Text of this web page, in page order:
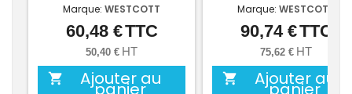
Marque: WESTCOTT
Prix
60,48 €TTC
50,40 € HT
 Ajouter au
panier
Marque: WESTCOTT
Prix
90,74 €TTC
75,62 € HT
 Ajouter au
panier